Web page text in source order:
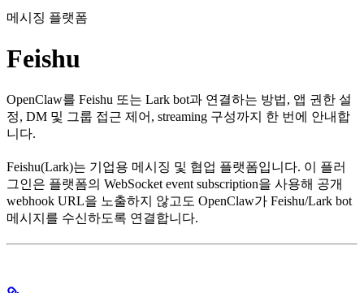
메시징 플랫폼
Feishu
OpenClaw를 Feishu 또는 Lark bot과 연결하는 방법, 앱 권한 설
정, DM 및 그룹 접근 제어, streaming 구성까지 한 번에 안내합
니다.
Feishu(Lark)는 기업용 메시징 및 협업 플랫폼입니다. 이 플러
그인은 플랫폼의 WebSocket event subscription을 사용해 공개
webhook URL을 노출하지 않고도 OpenClaw가 Feishu/Lark bot
메시지를 수신하도록 연결합니다.